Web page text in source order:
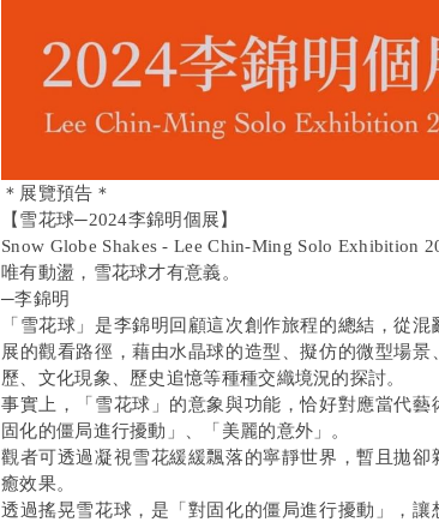
＊展覽預告＊
【雪花球─2024李錦明個展】
Snow Globe Shakes - Lee Chin-Ming Solo Exhibition
唯有動盪，雪花球才有意義。
─李錦明
「雪花球」是李錦明回顧這次創作旅程的總結，從
展的觀看路徑，藉由水晶球的造型、擬仿的微型場
歷、文化現象、歷史追憶等種種交織境況的探討。
事實上，「雪花球」的意象與功能，恰好對應當代
固化的僵局進行擾動」、「美麗的意外」。
觀者可透過凝視雪花緩緩飄落的寧靜世界，暫且拋
癒效果。
透過搖晃雪花球，是「對固化的僵局進行擾動」，